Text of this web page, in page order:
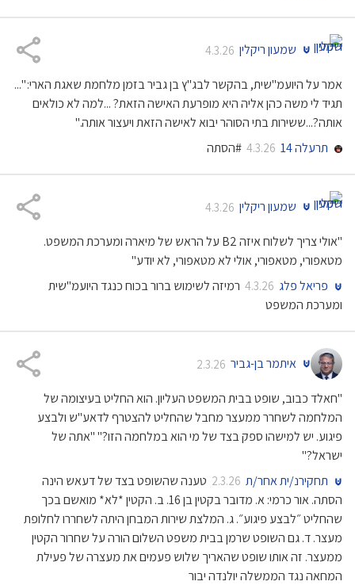
שמעון ריקלין 4.3.26
אמר על היועמ"שית, בהקשר לבג"ץ בן גביר בזמן מלחמת שאגת הארי: "...
תגיד לי משה כהן אליה היא מופרעת האישה הזאת? ...למה לא כולאים
אותה?...ששירות בתי הסוהר יבוא לאישה הזאת ויעצור אותה."
תרעלה 14
4.3.26 #הסתה
שמעון ריקלין 4.3.26
"אולי צריך לשלוח איזה B2 על הראש של מיארה ומערכת המשפט.
מטאפורי, מטאפורי, אולי לא מטאפורי, לא יודע"
פריאל פלג 4.3.26 רמיזה לשימוש ברור בכוח כנגד היועמ"שית
ומערכת המשפט
איתמר בן-גביר 2.3.26
"חאלד כבוב, שופט בבית המשפט העליון. הוא החליט בעיצומה של
המלחמה לשחרר ממעצר מחבל שהחליט להצטרף לדאע"ש ולבצע
פיגוע. יש למישהו ספק בצד של מי הוא במלחמה הזו?" "אתה של
ישראל?"
תחקירנ/ית אחר/ת 2.3.26 טענה שהשופט בצד של דעאש הינה
הסתה. אור כרמי: א. מדובר בקטין בן 16. ב. הקטין *לא* מואשם בכך
שהחליט ״לבצע פיגוע״. ג. המלצת שירות המבחן היתה לשחררו לחלופת
מעצר. ד. גם השופט שרמן בבית משפט השלום הורה על שחרור הקטין
ממעצר. זה אותו שופט שהאריך שלוש פעמים את מעצרה של פעילת
המחאה נגד הממשלה יולנדה יבור